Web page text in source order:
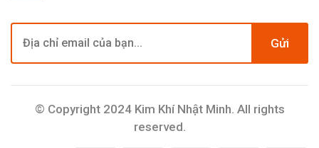
Gửi
© Copyright 2024 Kim Khí Nhật Minh. All rights
reserved.